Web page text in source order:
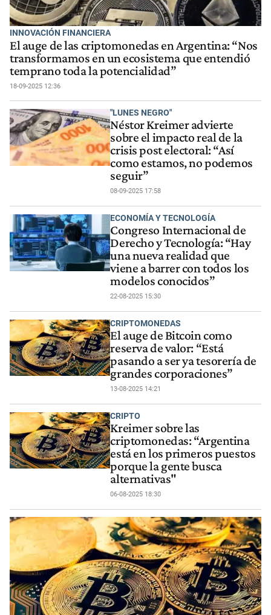
INNOVACIÓN FINANCIERA
El auge de las criptomonedas en Argentina: “Nos
transformamos en un ecosistema que entendió
temprano toda la potencialidad”
18-09-2025 12:36
"LUNES NEGRO"
Néstor Kreimer advierte
sobre el impacto real de la
crisis post electoral: “Así
como estamos, no podemos
seguir”
08-09-2025 17:58
ECONOMÍA Y TECNOLOGÍA
Congreso Internacional de
Derecho y Tecnología: “Hay
una nueva realidad que
viene a barrer con todos los
modelos conocidos”
22-08-2025 15:30
CRIPTOMONEDAS
El auge de Bitcoin como
reserva de valor: “Está
pasando a ser ya tesorería de
grandes corporaciones”
13-08-2025 14:21
CRIPTO
Kreimer sobre las
criptomonedas: “Argentina
está en los primeros puestos
porque la gente busca
alternativas"
06-08-2025 18:30